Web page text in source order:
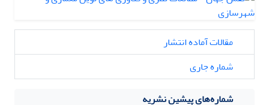
مقالات آماده انتشار
شماره جاری
شماره‌های پیشین نشریه